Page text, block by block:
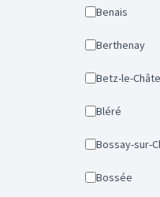
Benais
Berthenay
Betz-le-
Bléré
Bossay-sur-
Bossée